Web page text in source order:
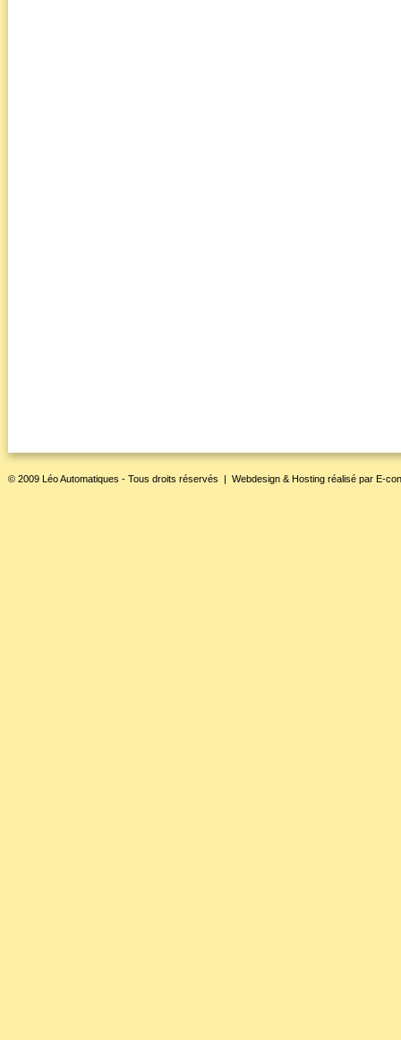
© 2009 Léo Automatiques - Tous droits réservés | Webdesign & Hosting réalisé par E-